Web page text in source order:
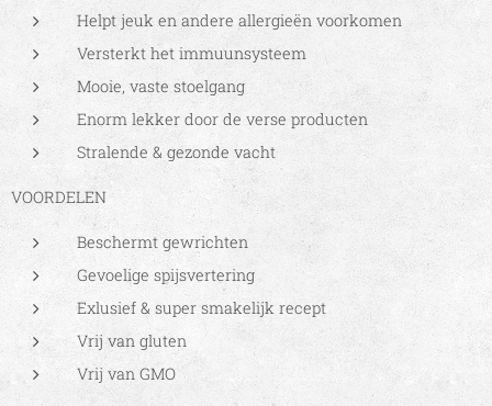
Helpt jeuk en andere allergieën voorkomen
Versterkt het immuunsysteem
Mooie, vaste stoelgang
Enorm lekker door de verse producten
Stralende & gezonde vacht
VOORDELEN
Beschermt gewrichten
Gevoelige spijsvertering
Exlusief & super smakelijk recept
Vrij van gluten
Vrij van GMO